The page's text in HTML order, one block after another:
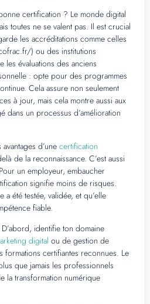
certification ? Le monde digital
toutes ne se valent pas. Il est crucial
les accréditations comme celles
) ou des institutions
les évaluations des anciens
: opte pour des programmes
Cela assure non seulement
à jour, mais cela montre aussi aux
dans un processus d’amélioration
d’une certification
de la reconnaissance. C’est aussi
un employeur, embaucher
signifie moins de risques.
été testée, validée, et qu’elle
fiable.
identifie ton domaine
digital ou de gestion de
formations certifiantes reconnues. Le
que jamais les professionnels
la transformation numérique